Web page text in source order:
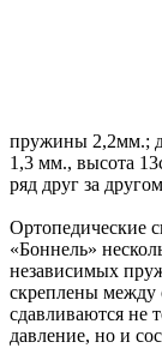
пружины 2,2мм.;
1,3 мм., высота
ряд друг за
Ортопедические
«Боннель»
независимых
скреплены между
сдавливаются не
давление, но и